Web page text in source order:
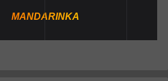
MANDARINKA